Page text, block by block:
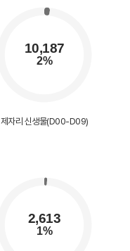
제자리 신생물(D00-D09)